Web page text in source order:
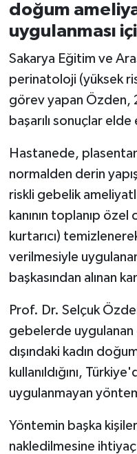
doğum
uygulanması
Sakarya Eğitim ve
perinatoloji (yüksek
görev yapan Özden, 2
başarılı sonuçlar
Hastanede,
normalden derin
riskli gebelik
kanının toplanıp
kurtarıcı)
verilmesiyle
başkasından alınan
Prof. Dr. Selçuk
gebelerde
dışındaki kadın
kullanıldığını,
uygulanmayan
Yöntemin başka
nakledilmesine